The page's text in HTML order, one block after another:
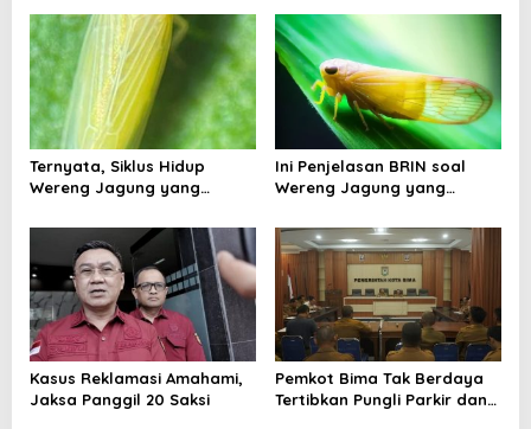
Berbasis Stakeholder
Analisis
Miliki Solusi?
Ternyata, Siklus Hidup
Wereng Jagung yang
Bertahan Hingga 30 Hari
Ini Penjelasan BRIN soal
Wereng Jagung yang
Kasus Reklamasi Amahami,
Jaksa Panggil 20 Saksi
Pemkot Bima Tak Berdaya
Tertibkan Pungli Parkir dan